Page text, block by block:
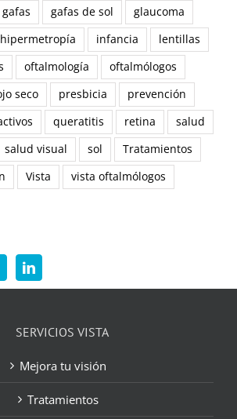
gafas gafas de sol
glaucoma
hipermetropía infancia
lentillas
oftalmología
oftalmólogos
seco presbicia
prevención
queratitis retina
salud
salud visual sol
Tratamientos
Vista vista oftalmólogos
SERVICIOS VISTA
Mejora tu visión
Tratamientos